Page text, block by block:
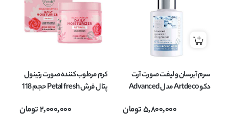
سرم آبرسان و لیفت صورت آرت
دکو Artdeco مدل Advanced
5,800,000تومان
کرم مرطوب کننده صورت رتینول
پتال فرش Petal fresh حجم 118
2,000,000تومان